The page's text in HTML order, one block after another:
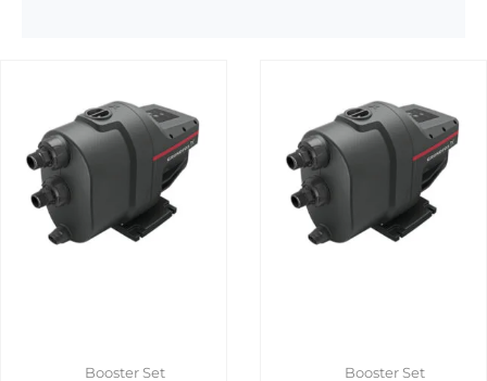
Booster Set Booster Set